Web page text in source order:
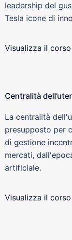
leadership del
Tesla icone di
Visualizza il corso
Centralità
La centralità
presupposto per
di gestione
mercati,
artificiale.
Visualizza il corso